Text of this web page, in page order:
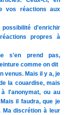
vos réactions aux
d'enrichir
propres à
s'en prend pas,
comme on dit
venus. Mais il y a, je
la couardise, mais
l'anonymat, ou au
il faudra, que je
Ma discrétion à leur